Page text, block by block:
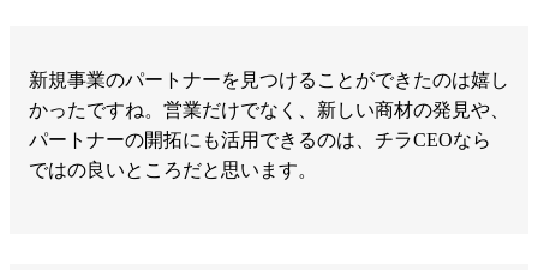
新規事業のパートナーを見つけることができたのは嬉し
かったですね。営業だけでなく、新しい商材の発見や、
パートナーの開拓にも活用できるのは、チラCEOなら
ではの良いところだと思います。